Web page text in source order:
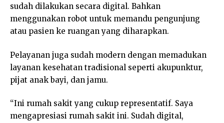
sudah dilakukan secara digital. Bahkan
menggunakan robot untuk memandu pengunjung
atau pasien ke ruangan yang diharapkan.
Pelayanan juga sudah modern dengan memadukan
layanan kesehatan tradisional seperti akupunktur,
pijat anak bayi, dan jamu.
“Ini rumah sakit yang cukup representatif. Saya
mengapresiasi rumah sakit ini. Sudah digital,